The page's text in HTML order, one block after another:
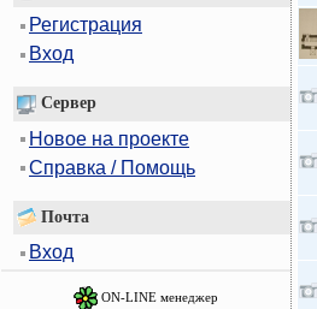
Регистрация
Вход
Сервер
Новое на проекте
Справка / Помощь
Почта
Вход
ON-LINE менеджер